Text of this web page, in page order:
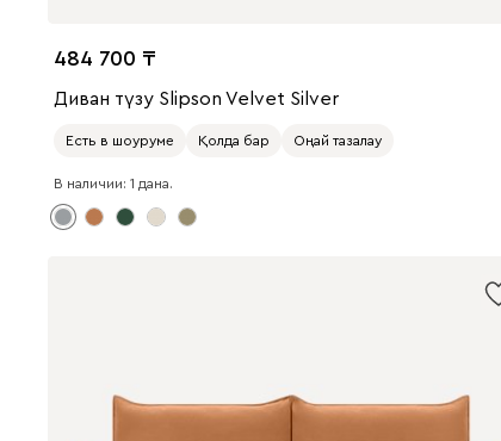
484 700
Диван түзу Slipson Velvet Silver
Есть в шоуруме Қолда бар Оңай тазалау
В наличии: 1 дана.